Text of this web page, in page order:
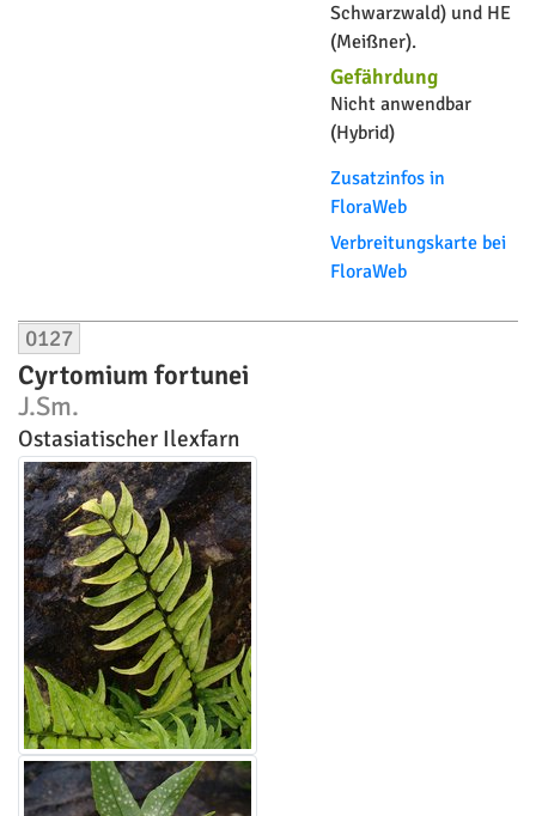
Schwarzwald) und HE
(Meißner).
Gefährdung
Nicht anwendbar
(Hybrid)
Zusatzinfos in
FloraWeb
Verbreitungskarte bei
FloraWeb
0127
Cyrtomium fortunei
J.Sm.
Ostasiatischer Ilexfarn